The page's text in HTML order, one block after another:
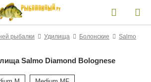
рыбалки Удилища Болонские
Salmo
Salmo Diamond Bolognese